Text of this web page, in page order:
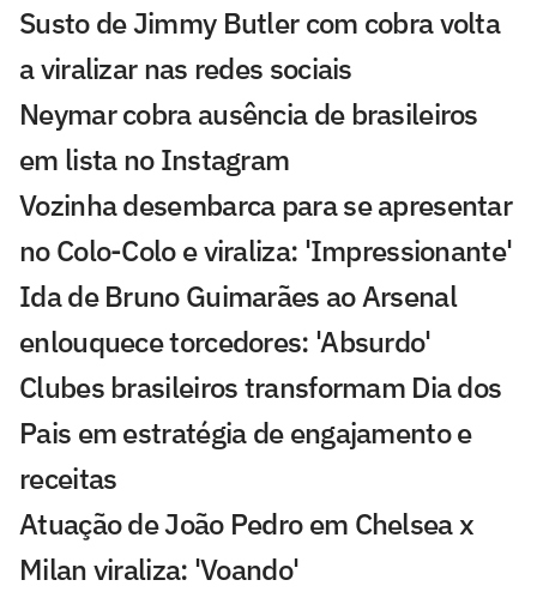
Susto de Jimmy Butler com cobra volta
a viralizar nas redes sociais
Neymar cobra ausência de brasileiros
em lista no Instagram
Vozinha desembarca para se apresentar
no Colo-Colo e viraliza: 'Impressionante'
Ida de Bruno Guimarães ao Arsenal
enlouquece torcedores: 'Absurdo'
Clubes brasileiros transformam Dia dos
Pais em estratégia de engajamento e
receitas
Atuação de João Pedro em Chelsea x
Milan viraliza: 'Voando'